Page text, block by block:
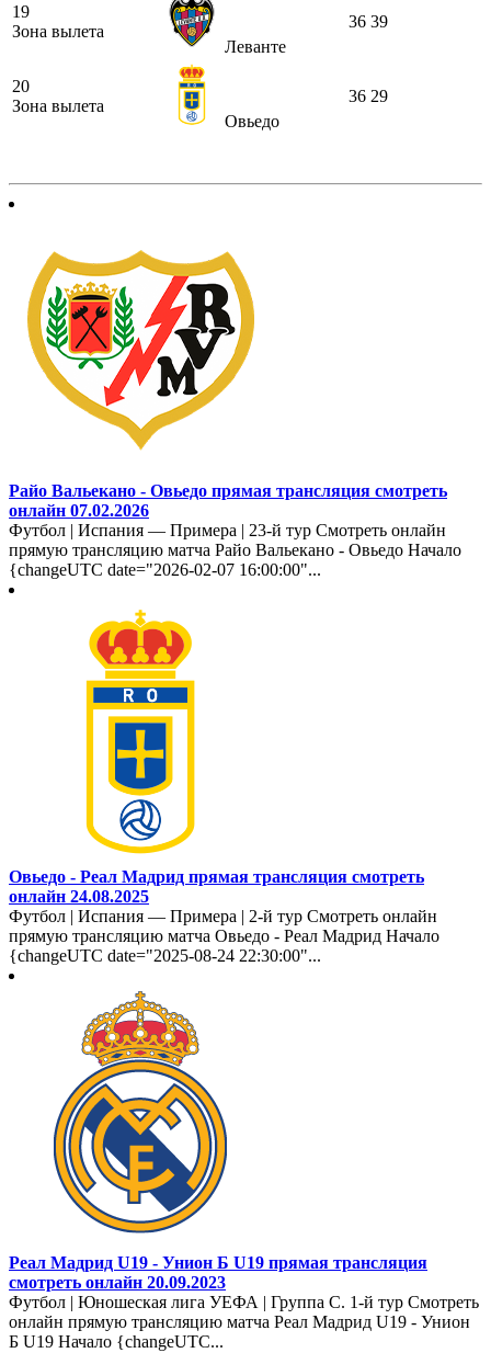
19
Зона вылета
Леванте
36 39
20
Зона вылета
Овьедо
36 29
Райо Вальекано - Овьедо прямая трансляция смотреть
онлайн 07.02.2026
Футбол | Испания — Примера | 23-й тур Смотреть онлайн
прямую трансляцию матча Райо Вальекано - Овьедо Начало
{changeUTC date="2026-02-07 16:00:00"...
Овьедо - Реал Мадрид прямая трансляция смотреть
онлайн 24.08.2025
Футбол | Испания — Примера | 2-й тур Смотреть онлайн
прямую трансляцию матча Овьедо - Реал Мадрид Начало
{changeUTC date="2025-08-24 22:30:00"...
Реал Мадрид U19 - Унион Б U19 прямая трансляция
смотреть онлайн 20.09.2023
Футбол | Юношеская лига УЕФА | Группа C. 1-й тур Смотреть
онлайн прямую трансляцию матча Реал Мадрид U19 - Унион
Б U19 Начало {changeUTC...